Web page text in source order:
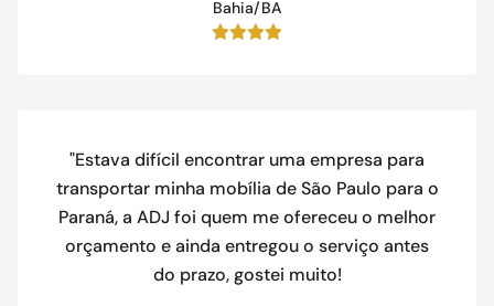
Bahia/BA
"Estava difícil encontrar uma empresa para
transportar minha mobília de São Paulo para o
Paraná, a ADJ foi quem me ofereceu o melhor
orçamento e ainda entregou o serviço antes
do prazo, gostei muito!